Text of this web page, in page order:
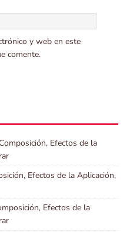
y web en este
comente.
Efectos de la
Efectos de la Aplicación,
Efectos de la